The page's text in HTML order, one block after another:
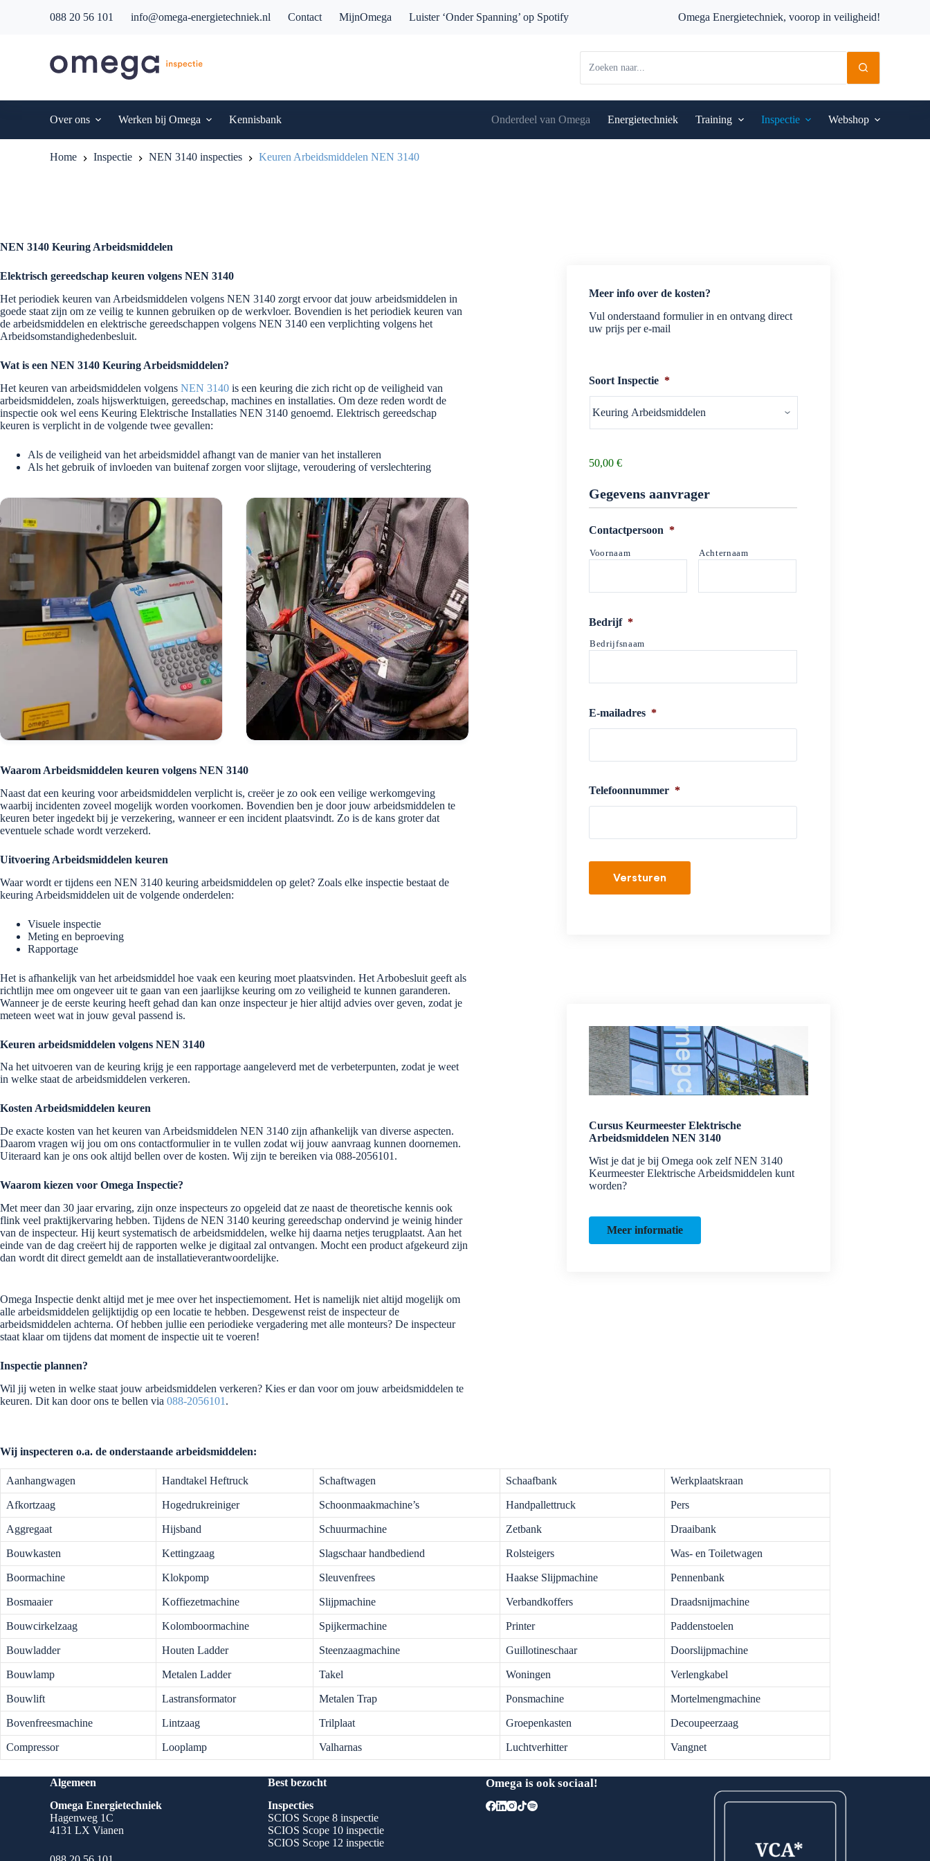
e
h
088 20 56 101 info@omega-energietechniek.nl Contact MijnOmega Luister ‘Onder Spanning’ op Spotify Omega Energietechniek, voorop in veiligheid!
Over ons Werken bij Omega Kennisbank Onderdeel van Omega Energietechniek Training Inspectie Webshop
Home Inspectie NEN 3140 inspecties Keuren Arbeidsmiddelen NEN 3140
NEN 3140 Keuring Arbeidsmiddelen
Elektrisch gereedschap keuren volgens NEN 3140
Het periodiek keuren van Arbeidsmiddelen volgens NEN 3140 zorgt ervoor dat jouw arbeidsmiddelen in
goede staat zijn om ze veilig te kunnen gebruiken op de werkvloer. Bovendien is het periodiek keuren van
de arbeidsmiddelen en elektrische gereedschappen volgens NEN 3140 een verplichting volgens het
Arbeidsomstandighedenbesluit.
Wat is een NEN 3140 Keuring Arbeidsmiddelen?
Het keuren van arbeidsmiddelen volgens NEN 3140 is een keuring die zich richt op de veiligheid van
arbeidsmiddelen, zoals hijswerktuigen, gereedschap, machines en installaties. Om deze reden wordt de
inspectie ook wel eens Keuring Elektrische Installaties NEN 3140 genoemd. Elektrisch gereedschap
keuren is verplicht in de volgende twee gevallen:
Als de veiligheid van het arbeidsmiddel afhangt van de manier van het installeren
Als het gebruik of invloeden van buitenaf zorgen voor slijtage, veroudering of verslechtering
Waarom Arbeidsmiddelen keuren volgens NEN 3140
Naast dat een keuring voor arbeidsmiddelen verplicht is, creëer je zo ook een veilige werkomgeving
waarbij incidenten zoveel mogelijk worden voorkomen. Bovendien ben je door jouw arbeidsmiddelen te
keuren beter ingedekt bij je verzekering, wanneer er een incident plaatsvindt. Zo is de kans groter dat
eventuele schade wordt verzekerd.
Uitvoering Arbeidsmiddelen keuren
Waar wordt er tijdens een NEN 3140 keuring arbeidsmiddelen op gelet? Zoals elke inspectie bestaat de
keuring Arbeidsmiddelen uit de volgende onderdelen:
Visuele inspectie
Meting en beproeving
Rapportage
Het is afhankelijk van het arbeidsmiddel hoe vaak een keuring moet plaatsvinden. Het Arbobesluit geeft als
richtlijn mee om ongeveer uit te gaan van een jaarlijkse keuring om zo veiligheid te kunnen garanderen.
Wanneer je de eerste keuring heeft gehad dan kan onze inspecteur je hier altijd advies over geven, zodat je
meteen weet wat in jouw geval passend is.
Keuren arbeidsmiddelen volgens NEN 3140
Na het uitvoeren van de keuring krijg je een rapportage aangeleverd met de verbeterpunten, zodat je weet
in welke staat de arbeidsmiddelen verkeren.
Kosten Arbeidsmiddelen keuren
De exacte kosten van het keuren van Arbeidsmiddelen NEN 3140 zijn afhankelijk van diverse aspecten.
Daarom vragen wij jou om ons contactformulier in te vullen zodat wij jouw aanvraag kunnen doornemen.
Uiteraard kan je ons ook altijd bellen over de kosten. Wij zijn te bereiken via 088-2056101.
Waarom kiezen voor Omega Inspectie?
Met meer dan 30 jaar ervaring, zijn onze inspecteurs zo opgeleid dat ze naast de theoretische kennis ook
flink veel praktijkervaring hebben. Tijdens de NEN 3140 keuring gereedschap ondervind je weinig hinder
van de inspecteur. Hij keurt systematisch de arbeidsmiddelen, welke hij daarna netjes terugplaatst. Aan het
einde van de dag creëert hij de rapporten welke je digitaal zal ontvangen. Mocht een product afgekeurd zijn
dan wordt dit direct gemeldt aan de installatieverantwoordelijke.
Omega Inspectie denkt altijd met je mee over het inspectiemoment. Het is namelijk niet altijd mogelijk om
alle arbeidsmiddelen gelijktijdig op een locatie te hebben. Desgewenst reist de inspecteur de
arbeidsmiddelen achterna. Of hebben jullie een periodieke vergadering met alle monteurs? De inspecteur
staat klaar om tijdens dat moment de inspectie uit te voeren!
Inspectie plannen?
Wil jij weten in welke staat jouw arbeidsmiddelen verkeren? Kies er dan voor om jouw arbeidsmiddelen te
keuren. Dit kan door ons te bellen via 088-2056101 .
Meer info over de kosten?
Vul onderstaand formulier in en ontvang direct
uw prijs per e-mail
Soort Inspectie *
P
i
j
s
n
c
t
e
50,00 €
Gegevens aanvrager
Contactpersoon *
Voornaam Achternaam
Bedrijf *
Bedrijfsnaam
E-mailadres *
Telefoonnummer *
Cursus Keurmeester Elektrische
Arbeidsmiddelen NEN 3140
Wist je dat je bij Omega ook zelf NEN 3140
Keurmeester Elektrische Arbeidsmiddelen kunt
worden?
Meer informatie
Wij inspecteren o.a. de onderstaande arbeidsmiddelen:
Aanhangwagen Handtakel Heftruck Schaftwagen Schaafbank Werkplaatskraan
Afkortzaag Hogedrukreiniger Schoonmaakmachine’s Handpallettruck Pers
Aggregaat Hijsband Schuurmachine Zetbank Draaibank
Bouwkasten Kettingzaag Slagschaar handbediend Rolsteigers Was- en Toiletwagen
Boormachine Klokpomp Sleuvenfrees Haakse Slijpmachine Pennenbank
Bosmaaier Koffiezetmachine Slijpmachine Verbandkoffers Draadsnijmachine
Bouwcirkelzaag Kolomboormachine Spijkermachine Printer Paddenstoelen
Bouwladder Houten Ladder Steenzaagmachine Guillotineschaar Doorslijpmachine
Bouwlamp Metalen Ladder Takel Woningen Verlengkabel
Bouwlift Lastransformator Metalen Trap Ponsmachine Mortelmengmachine
Bovenfreesmachine Lintzaag Trilplaat Groepenkasten Decoupeerzaag
Compressor Looplamp Valharnas Luchtverhitter Vangnet
Algemeen
Omega Energietechniek
Hagenweg 1C
4131 LX Vianen
Best bezocht
Inspecties
SCIOS Scope 8 inspectie
SCIOS Scope 10 inspectie
SCIOS Scope 12 inspectie
Omega is ook sociaal!